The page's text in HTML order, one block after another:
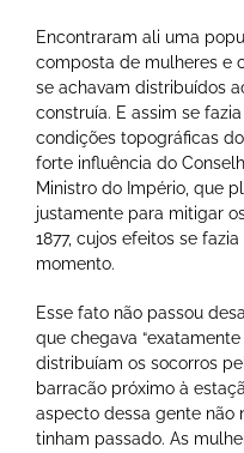
Encontraram ali uma
composta de mulheres e
se achavam distribuídos
construía. E assim se
condições topográficas
forte influência do
Ministro do Império, que
justamente para mitigar
1877, cujos efeitos se
momento.
Esse fato não passou
que chegava
distribuíam os socorros
barracão próximo à
aspecto dessa gente não
tinham passado. As